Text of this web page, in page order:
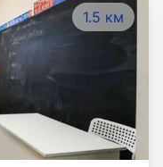
1.5 км